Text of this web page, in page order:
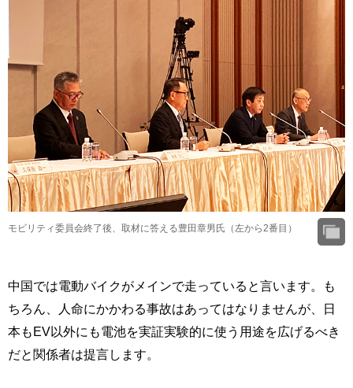
モビリティ委員会終了後、取材に答える豊田章男氏（左から2番目）
中国では電動バイクがメインで走っていると言います。も
ちろん、人命にかかわる事故はあってはなりませんが、日
本もEV以外にも電池を実証実験的に使う用途を広げるべき
だと関係者は提言します。